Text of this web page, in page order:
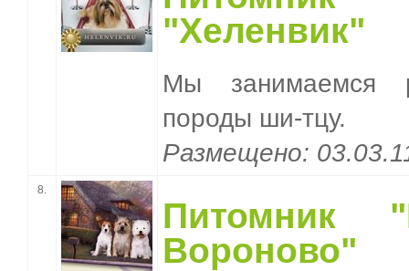
"Хеленвик"
Мы занимаемся
породы ши-тцу.
Размещено:
8.
Питомник
Вороново"